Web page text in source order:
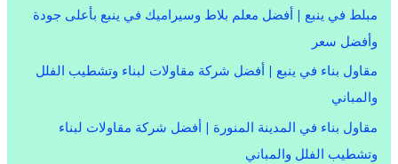
مبلط في ينبع | أفضل معلم بلاط وسيراميك في ينبع بأعلى جودة
وأفضل سعر
مقاول بناء في ينبع | أفضل شركة مقاولات لبناء وتشطيب الفلل
والمباني
مقاول بناء في المدينة المنورة | أفضل شركة مقاولات لبناء
وتشطيب الفلل والمباني